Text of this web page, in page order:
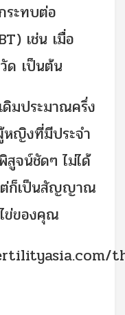
ระทบต่อ
เช่น เมื่อ
ด เป็นต้น
มประมาณครึ่ง
หญิงที่มีประจำ
จน์ชัดๆ ไม่ได้
ต่ก็เป็นสัญญาณ
ข่ของคุณ